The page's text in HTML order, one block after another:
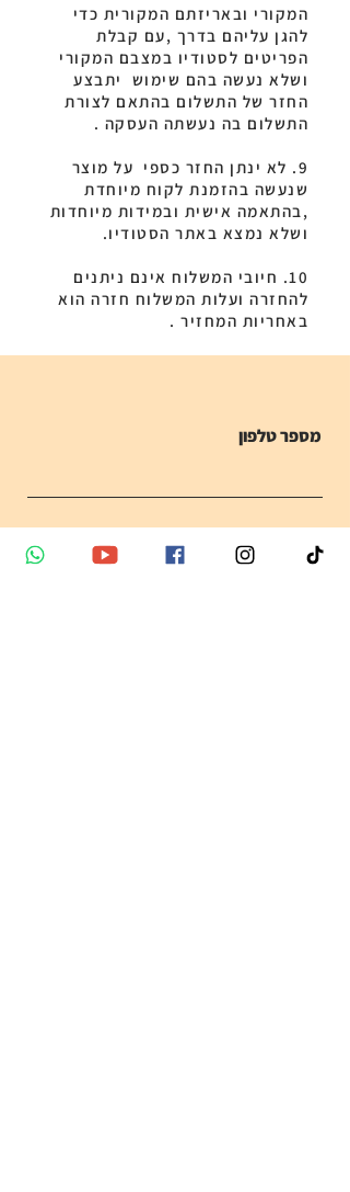
המקורי ובאריזתם המקורית כדי
להגן עליהם בדרך ,עם קבלת
הפריטים לסטודיו במצבם המקורי
ושלא נעשה בהם שימוש יתבצע
החזר של התשלום בהתאם לצורת
התשלום בה נעשתה העסקה .
9. לא ינתן החזר כספי על מוצר
שנעשה בהזמנת לקוח מיוחדת
,בהתאמה אישית ובמידות מיוחדות
ושלא נמצא באתר הסטודיו.
10. חיובי המשלוח אינם ניתנים
להחזרה ועלות המשלוח חזרה הוא
באחריות המחזיר .
מספר טלפון
שם